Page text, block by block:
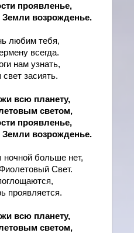
проявленье,
Земли возрожденье.
любим тебя,
всегда.
нам узнать,
засиять.
всю планету,
светом,
проявленье,
Земли возрожденье.
ночной больше нет,
Свет.
проявляется.
всю планету,
светом,